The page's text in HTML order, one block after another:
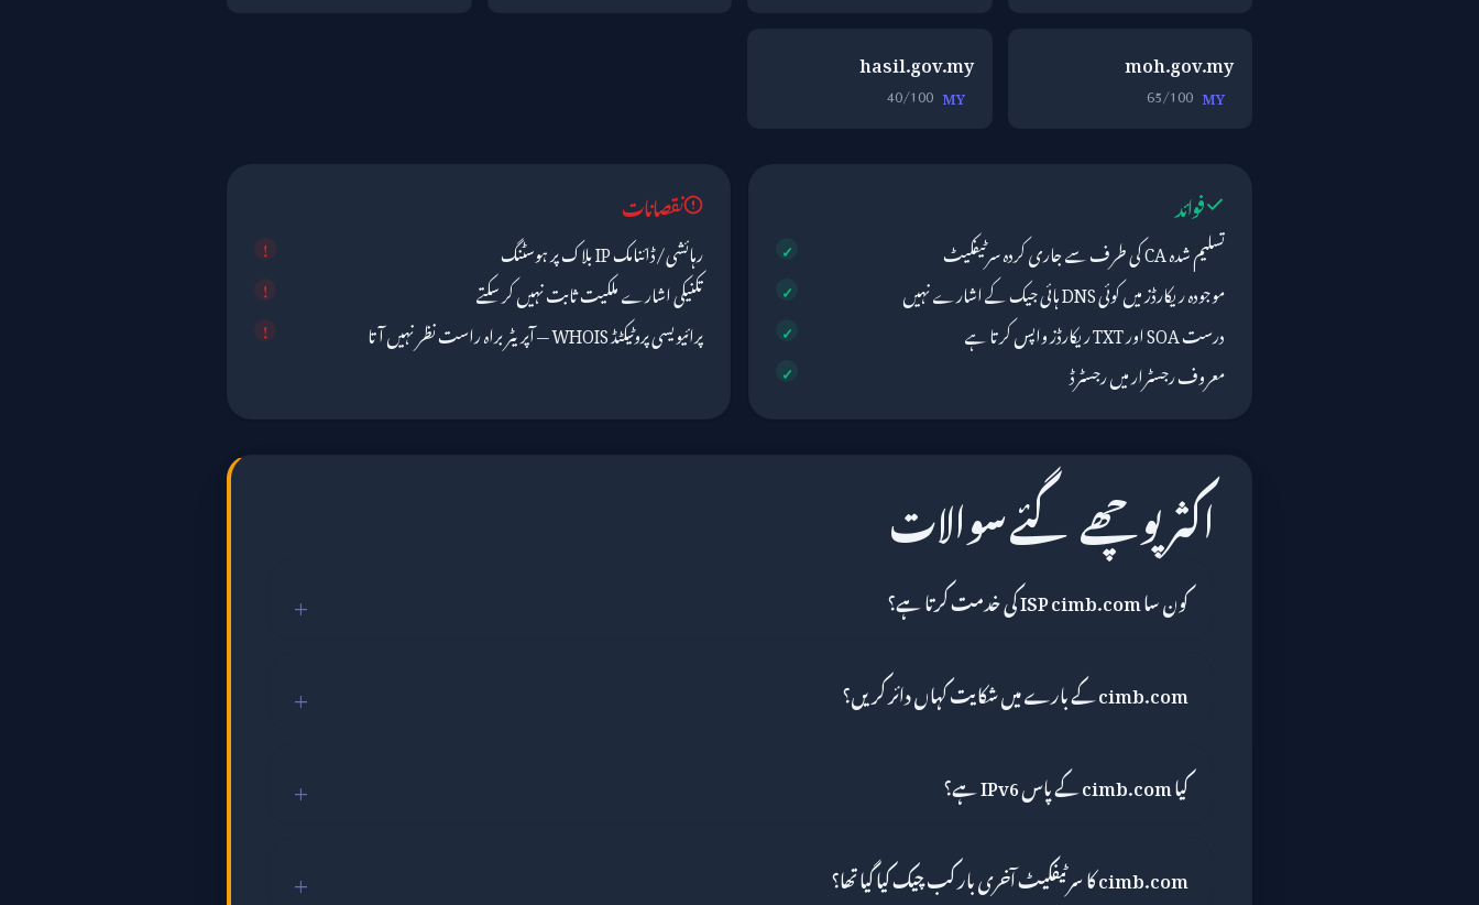
moh.gov.my
MY
65/100
hasil.gov.my
MY
40/100
فوائد
تسلیم شدہ CA کی طرف سے جاری کردہ سرٹیفکیٹ
موجودہ ریکارڈز میں کوئی DNS ہائی جیک کے اشارے نہیں
درست SOA اور TXT ریکارڈز واپس کرتا ہے
معروف رجسٹرار میں رجسٹرڈ
نقصانات
رہائشی/ڈائنامک IP بلاک پر ہوسٹنگ
تکنیکی اشارے ملکیت ثابت نہیں کر سکتے
پرائیویسی پروٹیکٹڈ WHOIS — آپریٹر براہ راست نظر نہیں آتا
اکثر پوچھے گئے سوالات
کون سا ISP cimb.com کی خدمت کرتا ہے؟
cimb.com کے بارے میں شکایت کہاں دائر کریں؟
کیا cimb.com کے پاس IPv6 ہے؟
cimb.com کا سرٹیفکیٹ آخری بار کب چیک کیا گیا تھا؟